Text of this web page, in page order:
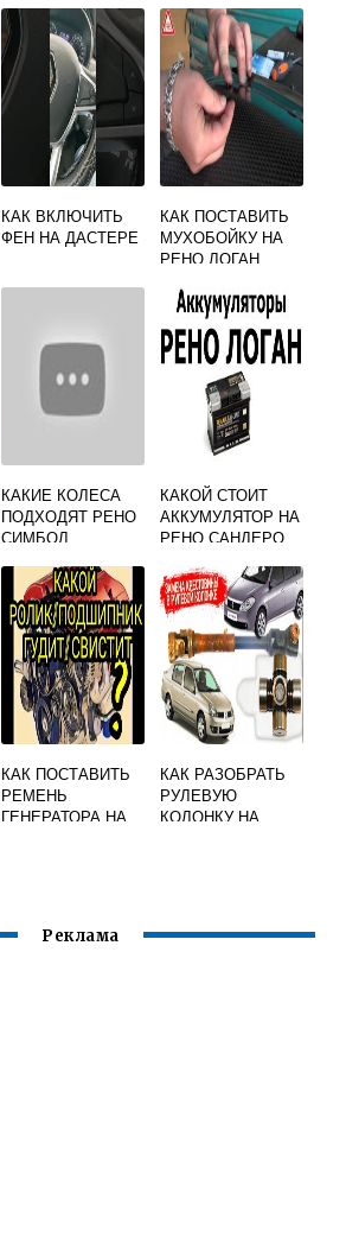
КАК ВКЛЮЧИТЬ
ФЕН НА ДАСТЕРЕ
КАК ПОСТАВИТЬ
МУХОБОЙКУ НА
РЕНО ЛОГАН
КАКИЕ КОЛЕСА
ПОДХОДЯТ РЕНО
СИМБОЛ
КАКОЙ СТОИТ
АККУМУЛЯТОР НА
РЕНО САНДЕРО
КАК ПОСТАВИТЬ
РЕМЕНЬ
ГЕНЕРАТОРА НА
КАК РАЗОБРАТЬ
РУЛЕВУЮ
КОЛОНКУ НА
Реклама